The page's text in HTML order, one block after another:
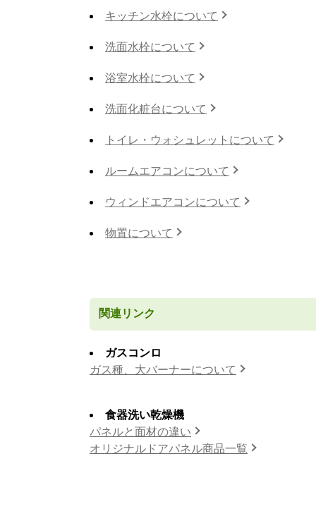
キッチン水栓について
洗面水栓について
浴室水栓について
洗面化粧台について
トイレ・ウォシュレットについて
ルームエアコンについて
ウィンドエアコンについて
物置について
関連リンク
ガスコンロ
ガス種、大バーナーについて
食器洗い乾燥機
パネルと面材の違い
オリジナルドアパネル商品一覧